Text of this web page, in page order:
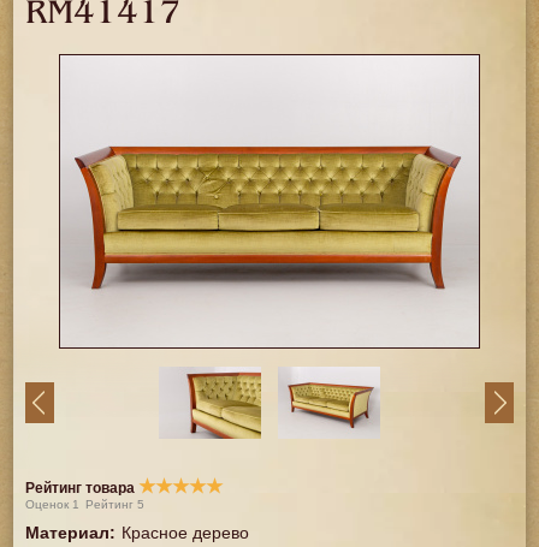
RM41417
Рейтинг товара ★★★★★
Оценок 1 Рейтинг5
Материал: Красное дерево